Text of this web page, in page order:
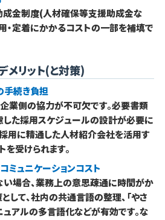
金制度(人材確保等支援助成金な
・定着にかかるコストの一部を補填で
リット(と対策)
手続き負担
業側の協力が不可欠です。必要書類
た採用スケジュールの設計が必要に
採用に精通した人材紹介会社を活用す
を受けられます。
ミュニケーションコスト
場合、業務上の意思疎通に時間がか
して、社内の共通言語の整理、「やさ
ュアルの多言語化などが有効です。な